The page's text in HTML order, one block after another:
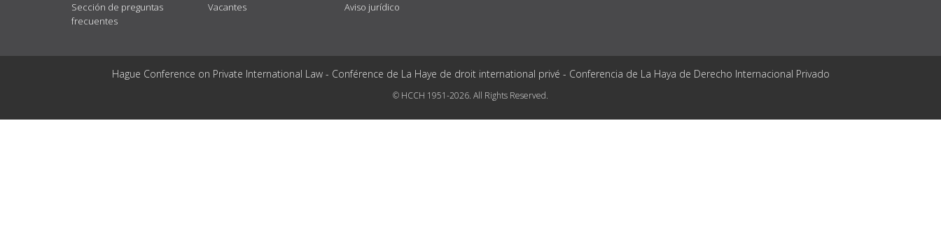
Sección de preguntas
frecuentes
Vacantes
Aviso jurídico
Hague Conference on Private International Law - Conférence de La Haye de droit international privé - Conferencia de La Haya de Derecho Internacional Privado
© HCCH 1951-2026. All Rights Reserved.